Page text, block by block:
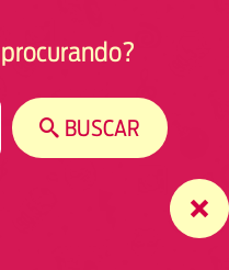
BUSCAR